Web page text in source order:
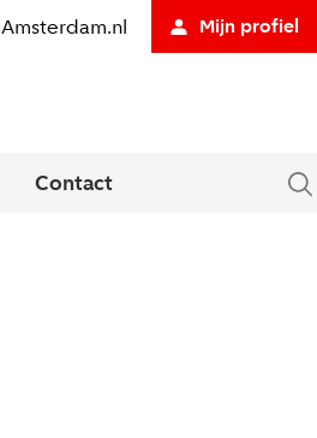
Amsterdam.nl Mijn profiel
Contact